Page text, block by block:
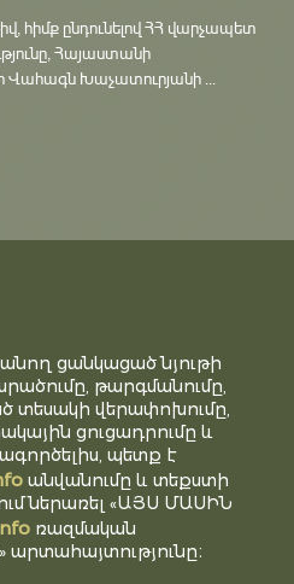
հիմք ընդունելով ՀՀ վարչապետ
Հայաստանի
Խաչատուրյանի ...
ցանկացած նյութի
թարգմանումը,
տեսակի վերափոխումը,
ցուցադրումը և
պետք է
անվանումը և տեքստի
ներառել «ԱՅՍ ՄԱՍԻՆ
ռազմական